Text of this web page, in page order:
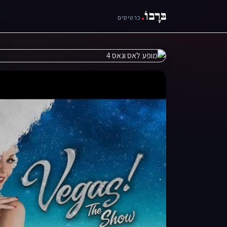
בּרָבוֹ. כרטיסים